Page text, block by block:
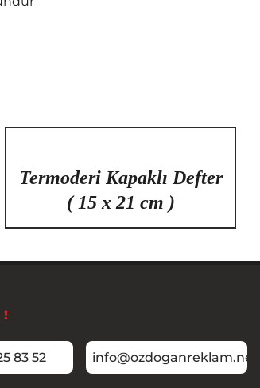
Termoderi Kapaklı Defter
( 15 x 21 cm )
!
83 52 info@ozdoganreklam.net